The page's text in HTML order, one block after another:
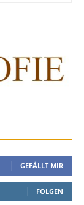
GEFÄLLT MIR
FOLGEN